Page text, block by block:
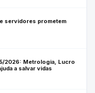
servidores prometem
2026: Metrologia, Lucro
a salvar vidas